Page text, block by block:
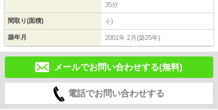
35分
間取り(面積) -(-)
築年月 2001年 2月(築25年)
メールでお問い合わせする(無料)
電話でお問い合わせする